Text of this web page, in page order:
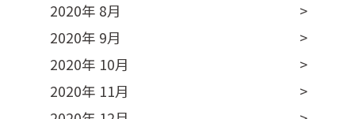
2020年 8月
2020年 9月
2020年 10月
2020年 11月